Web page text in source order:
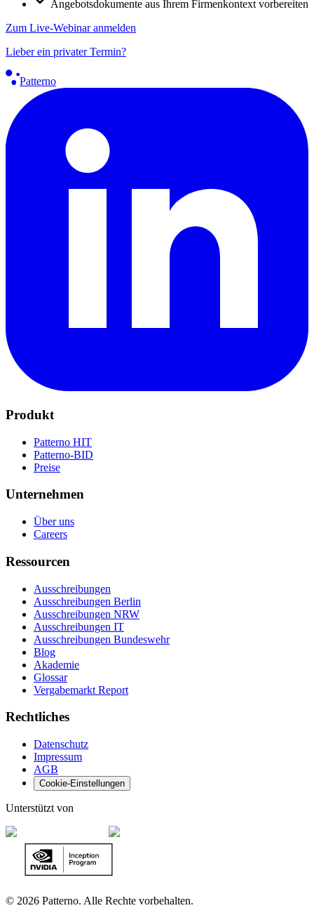
Angebotsdokumente aus Ihrem Firmenkontext vorbereiten
Zum Live-Webinar anmelden
Lieber ein privater Termin?
Patterno
Produkt
Patterno HIT
Patterno-BID
Preise
Unternehmen
Über uns
Careers
Ressourcen
Ausschreibungen
Ausschreibungen Berlin
Ausschreibungen NRW
Ausschreibungen IT
Ausschreibungen Bundeswehr
Blog
Akademie
Glossar
Vergabemarkt Report
Rechtliches
Datenschutz
Impressum
AGB
Cookie-Einstellungen
Unterstützt von
© 2026 Patterno. Alle Rechte vorbehalten.